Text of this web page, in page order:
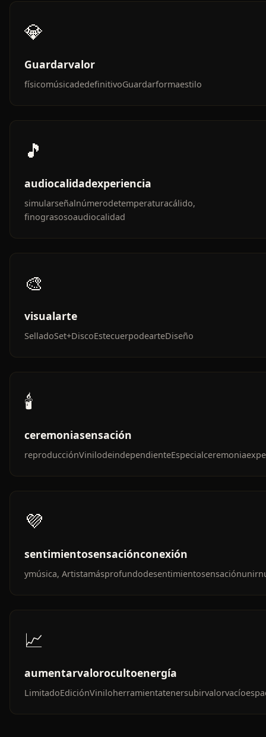
💎
Guardarvalor
físicomúsicadedefinitivoGuardarformaestilo
🎵
audiocalidadexperiencia
simularseñalnúmerodetemperaturacálido,
finograsosoaudiocalidad
🎨
visualarte
SelladoSet+DiscoEstecuerpodearteDiseño
🕯️
ceremoniasensación
💜
sentimientosensaciónconexión
ymúsica,
📈
aumentarvalorocultoenergía